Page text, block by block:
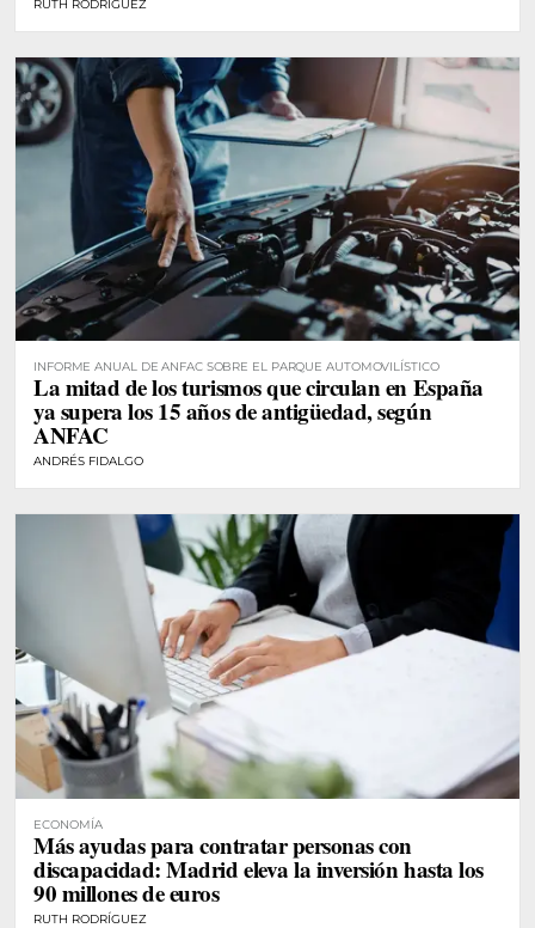
RUTH RODRÍGUEZ
INFORME ANUAL DE ANFAC SOBRE EL PARQUE AUTOMOVILÍSTICO
La mitad de los turismos que circulan en España
ya supera los 15 años de antigüedad, según
ANFAC
ANDRÉS FIDALGO
ECONOMÍA
Más ayudas para contratar personas con
discapacidad: Madrid eleva la inversión hasta los
90 millones de euros
RUTH RODRÍGUEZ